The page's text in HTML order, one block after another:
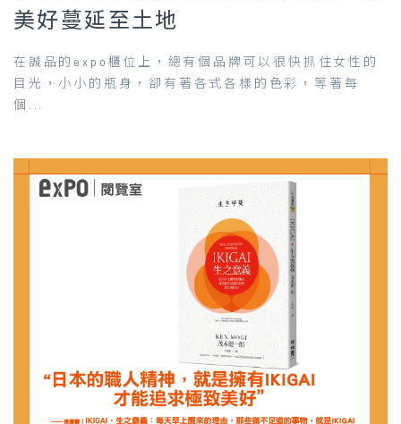
美好蔓延至土地
在誠品的expo櫃位上，總有個品牌可以很快抓住女性的
目光，小小的瓶身，卻有著各式各樣的色彩，等著每
個...